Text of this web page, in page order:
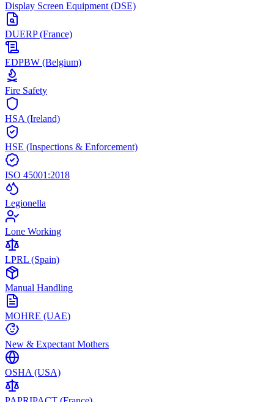
Display Screen Equipment (DSE)
DUERP (France)
EDPBW (Belgium)
Fire Safety
HSA (Ireland)
HSE (Inspections & Enforcement)
ISO 45001:2018
Legionella
Lone Working
LPRL (Spain)
Manual Handling
MOHRE (UAE)
New & Expectant Mothers
OSHA (USA)